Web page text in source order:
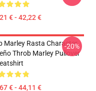
€ - 42,22 €
Marley Rasta Character
Throb Marley Pullover
€ - 44,11 €
-20%